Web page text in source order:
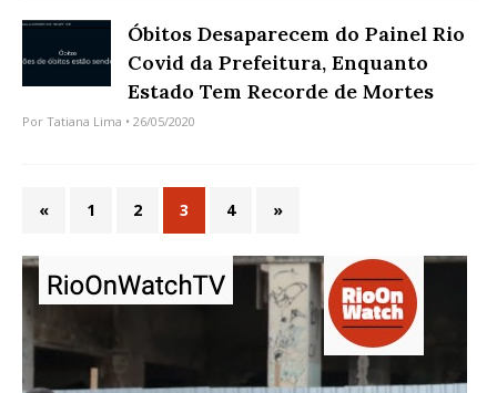
Óbitos Desaparecem do Painel Rio
Covid da Prefeitura, Enquanto
Estado Tem Recorde de Mortes
Por Tatiana Lima • 26/05/2020
« 1 2 3 4 »